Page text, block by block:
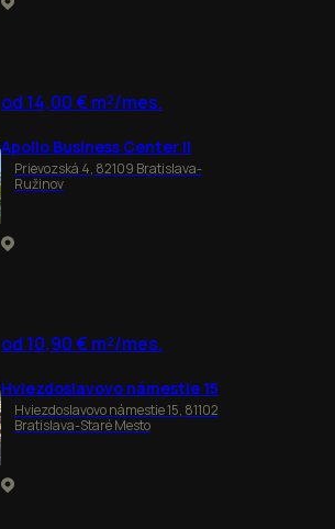
od 14,00 € m²/mes.
Apollo Business Center II
Prievozská 4, 82109 Bratislava-
Ružinov
od 10,90 € m²/mes.
Hviezdoslavovo námestie 15
Hviezdoslavovo námestie 15, 81102
Bratislava-Staré Mesto